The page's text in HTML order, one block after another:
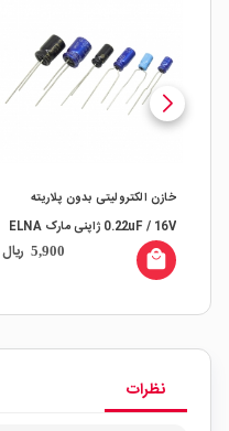
خازن الکترولیتی بدون پلاریته
0.22uF / 16V ژاپنی مارک ELNA
5,900 ریال local_mall
نظرات